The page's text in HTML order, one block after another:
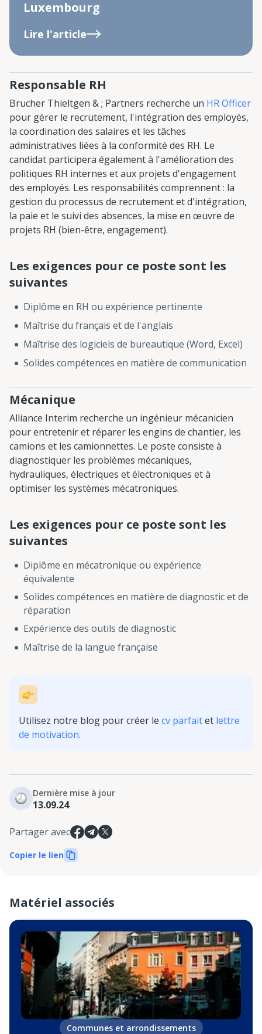
Luxembourg
Lire l'article
Responsable RH
Brucher Thieltgen & ; Partners recherche un HR Officer
pour gérer le recrutement, l'intégration des employés,
la coordination des salaires et les tâches
administratives liées à la conformité des RH. Le
candidat participera également à l'amélioration des
politiques RH internes et aux projets d'engagement
des employés. Les responsabilités comprennent : la
gestion du processus de recrutement et d'intégration,
la paie et le suivi des absences, la mise en œuvre de
projets RH (bien-être, engagement).
Les exigences pour ce poste sont les
suivantes
Diplôme en RH ou expérience pertinente
Maîtrise du français et de l'anglais
Maîtrise des logiciels de bureautique (Word, Excel)
Solides compétences en matière de communication
Mécanique
Alliance Interim recherche un ingénieur mécanicien
pour entretenir et réparer les engins de chantier, les
camions et les camionnettes. Le poste consiste à
diagnostiquer les problèmes mécaniques,
hydrauliques, électriques et électroniques et à
optimiser les systèmes mécatroniques.
Les exigences pour ce poste sont les
suivantes
Diplôme en mécatronique ou expérience
équivalente
Solides compétences en matière de diagnostic et de
réparation
Expérience des outils de diagnostic
Maîtrise de la langue française
Utilisez notre blog pour créer le cv parfaitet lettre
de motivation.
Dernière mise à jour
13.09.24
Partager avec
Copier le lien
Matériel associés
Communes et arrondissements